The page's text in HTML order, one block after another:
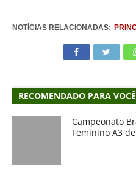
NOTÍCIAS RELACIONADAS:
RECOMENDADO PARA VOCÊ
Campeonato
Feminino A3